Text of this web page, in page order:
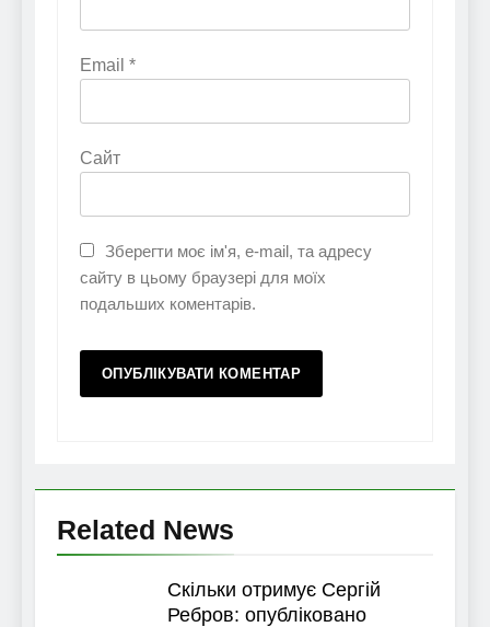
Email *
Сайт
Зберегти моє ім'я, e-mail, та адресу
сайту в цьому браузері для моїх
подальших коментарів.
Related News
Скільки отримує Сергій
Ребров: опубліковано